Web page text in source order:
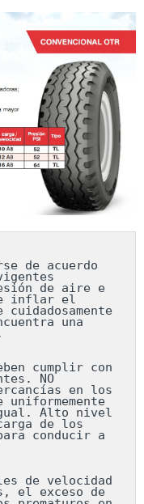
de acuerdo
de aire e
inflar el
cuidadosamente
una
cumplir con
NO
en los
Alto nivel
de los
conducir a
de velocidad
el exceso de